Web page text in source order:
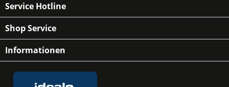
Service Hotline
Shop Service
Informationen